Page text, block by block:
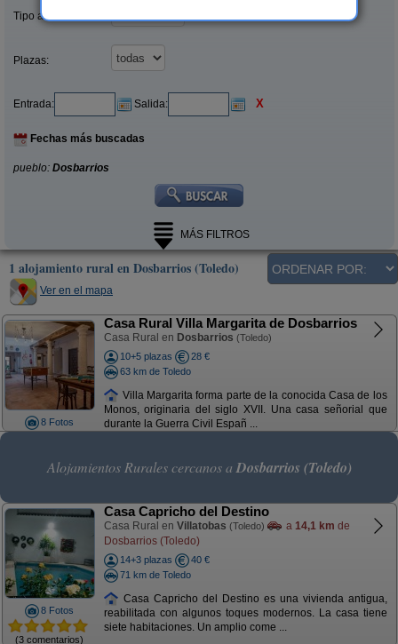
Tipo alquiler:
Plazas:
Entrada: Salida: X
Fechas más buscadas
pueblo: Dosbarrios
MÁS FILTROS
1 alojamiento rural en Dosbarrios (Toledo)
Ver en el mapa
8 Fotos
Casa Rural Villa Margarita de Dosbarrios
Casa Rural en Dosbarrios (Toledo)
10+5 plazas
28 €
63 km de Toledo
Villa Margarita forma parte de la conocida Casa de los
Monos, originaria del siglo XVII. Una casa señorial que
durante la Guerra Civil Españ ...
Alojamientos Rurales cercanos a Dosbarrios (Toledo)
8 Fotos
(3 comentarios)
Casa Capricho del Destino
Casa Rural en Villatobas (Toledo) a 14,1 km de
Dosbarrios (Toledo)
14+3 plazas
40 €
71 km de Toledo
Casa Capricho del Destino es una vivienda antigua,
reabilitada con algunos toques modernos. La casa tiene
siete habitaciones. Un amplio come ...